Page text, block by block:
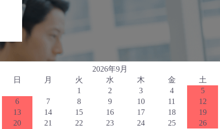
2026年9月
日
月 火 水 木 金
土
1
2 3 4
5
6
7 8 9 10 11
12
13
14 15 16 17 18
19
20
21 22 23 24 25
26